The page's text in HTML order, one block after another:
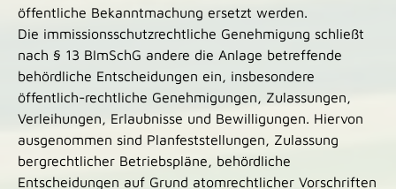
öffentliche Bekanntmachung ersetzt werden.
Die immissionsschutzrechtliche Genehmigung schließt
nach § 13 BImSchG andere die Anlage betreffende
behördliche Entscheidungen ein, insbesondere
öffentlich-rechtliche Genehmigungen, Zulassungen,
Verleihungen, Erlaubnisse und Bewilligungen. Hiervon
ausgenommen sind Planfeststellungen, Zulassung
bergrechtlicher Betriebspläne, behördliche
Entscheidungen auf Grund atomrechtlicher Vorschriften